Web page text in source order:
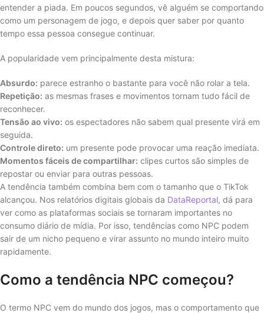
entender a piada. Em poucos segundos, vê alguém se comportando
como um personagem de jogo, e depois quer saber por quanto
tempo essa pessoa consegue continuar.
A popularidade vem principalmente desta mistura:
Absurdo: parece estranho o bastante para você não rolar a tela.
Repetição: as mesmas frases e movimentos tornam tudo fácil de
reconhecer.
Tensão ao vivo: os espectadores não sabem qual presente virá em
seguida.
Controle direto: um presente pode provocar uma reação imediata.
Momentos fáceis de compartilhar: clipes curtos são simples de
repostar ou enviar para outras pessoas.
A tendência também combina bem com o tamanho que o TikTok
alcançou. Nos relatórios digitais globais da DataReportal, dá para
ver como as plataformas sociais se tornaram importantes no
consumo diário de mídia. Por isso, tendências como NPC podem
sair de um nicho pequeno e virar assunto no mundo inteiro muito
rapidamente.
Como a tendência NPC começou?
O termo NPC vem do mundo dos jogos, mas o comportamento que